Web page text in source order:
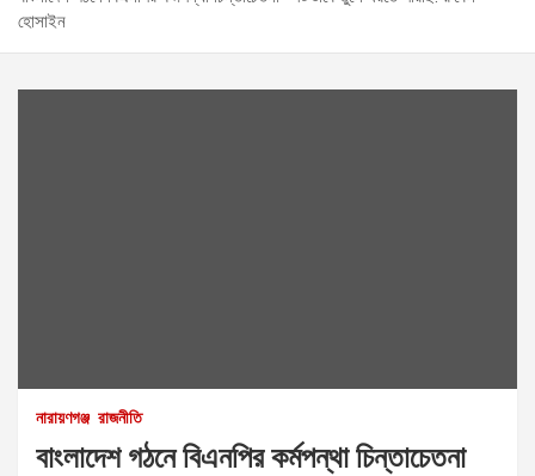
হোসাইন
নারায়ণগঞ্জ রাজনীতি
বাংলাদেশ গঠনে বিএনপির কর্মপন্থা চিন্তাচেতনা